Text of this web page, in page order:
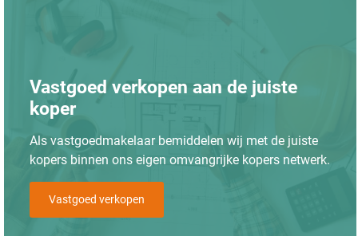
Vastgoed verkopen aan de juiste
koper
Als vastgoedmakelaar bemiddelen wij met de juiste
kopers binnen ons eigen omvangrijke kopers netwerk.
Vastgoed verkopen